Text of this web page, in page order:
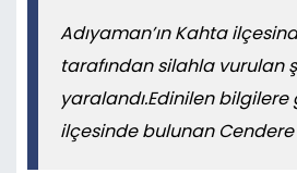
Adıyaman’ın Kahta
tarafından silahla vurulan
yaralandı.Edinilen bilgilere
ilçesinde bulunan Cendere